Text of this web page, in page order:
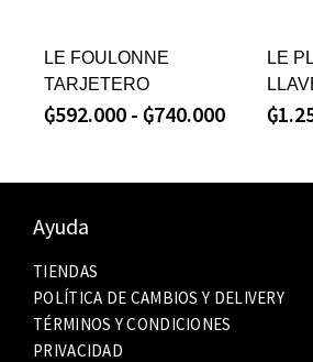
LE FOULONNE
TARJETERO
₲592.000 - ₲740.000
LE
₲
Ayuda
TIENDAS
POLÍTICA DE CAMBIOS Y DELIVERY
TÉRMINOS Y CONDICIONES
PRIVACIDAD